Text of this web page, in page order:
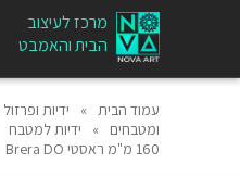
מרכז לעיצוב
הבית והאמבט
עמוד הבית » ידיות ופרזול
ומטבחים
» ידיות למטבח
160 מ"מ ראסטי Brera DO